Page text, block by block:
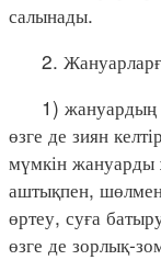
салынады.
2.
1) жануардың
өзге де зиян
мүмкін жануарды
аштықпен,
өртеу, суға
өзге де зорлық-